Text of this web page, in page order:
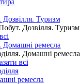
Туризм
Дозвілля. Туризм
Домашні ремесла
Домашні ремесла
всі
ремесла